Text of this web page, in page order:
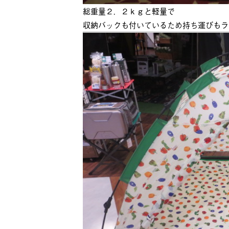
総重量２．２ｋｇと軽量で
収納バックも付いているため持ち運びも